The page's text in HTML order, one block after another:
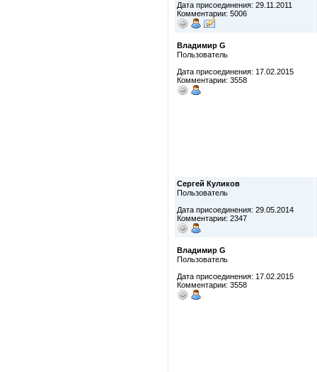
Дата присоединения: 29.11.2011
Комментарии: 5006
Владимир G
Пользователь
Дата присоединения: 17.02.2015
Комментарии: 3558
Сергей Куликов
Пользователь
Дата присоединения: 29.05.2014
Комментарии: 2347
Владимир G
Пользователь
Дата присоединения: 17.02.2015
Комментарии: 3558